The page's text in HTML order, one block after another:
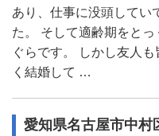
あり、仕事に没頭してい
た。 そして適齢期をと
ぐらです。 しかし友人
く結婚して …
愛知県名古屋市中村